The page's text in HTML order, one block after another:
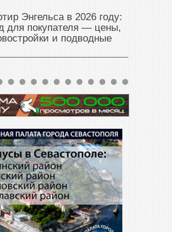
Энгельса в 2026 году:
для покупателя — цены,
и подводные